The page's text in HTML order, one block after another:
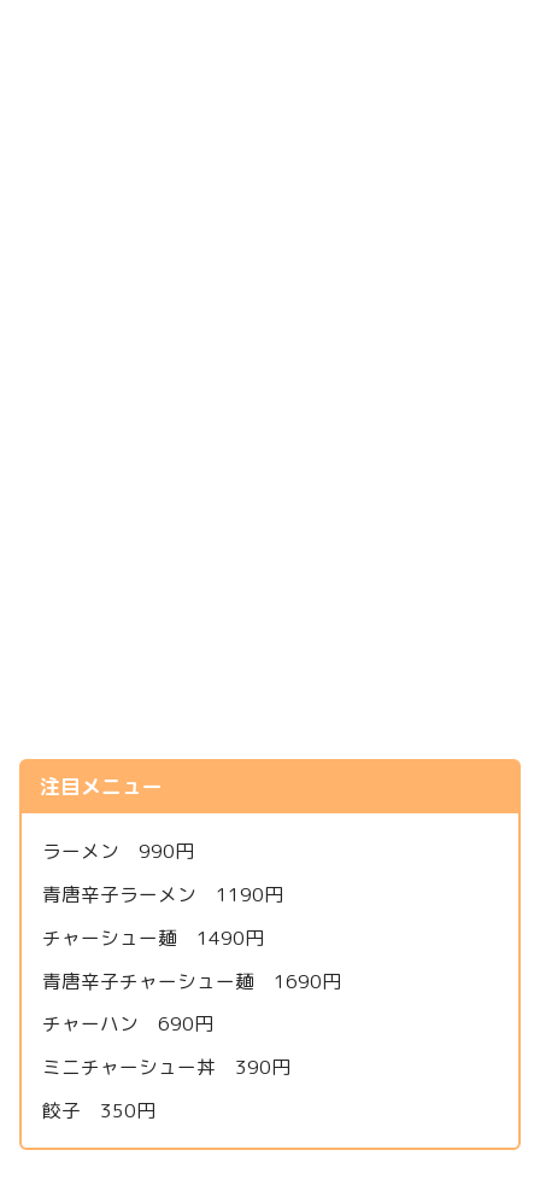
注目メニュー
ラーメン 990円
青唐辛子ラーメン 1190円
チャーシュー麺 1490円
青唐辛子チャーシュー麺 1690円
チャーハン 690円
ミニチャーシュー丼 390円
餃子 350円